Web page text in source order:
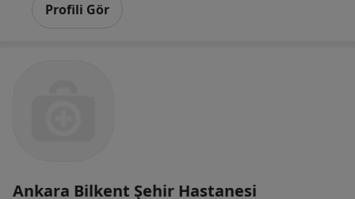
Profili Gör
Ankara Bilkent Şehir Hastanesi